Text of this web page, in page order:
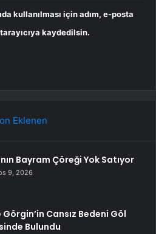
kullanılması için adım, e-posta
kaydedilsin.
Eklenen
Bayram Çöreği Yok Satıyor
9, 2026
Görgin’in Cansız Bedeni Göl
Bulundu